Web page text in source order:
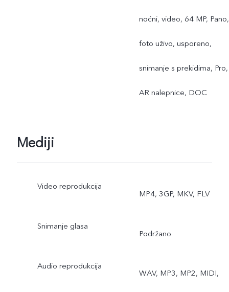
noćni, video, 64 MP, Pano,
foto uživo, usporeno,
snimanje s prekidima, Pro,
AR nalepnice, DOC
Mediji
Video reprodukcija
MP4, 3GP, MKV, FLV
Snimanje glasa
Podržano
Audio reprodukcija
WAV, MP3, MP2, MIDI,